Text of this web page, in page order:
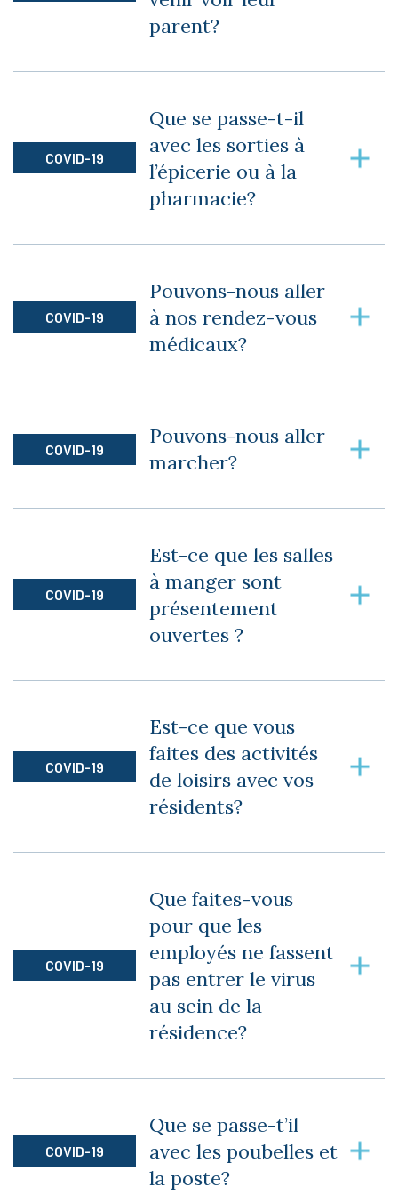
parent?
visiter leur proche (maximum 9 personnes à la
fois, 10 incluant le résident).
COVID-19
Que se passe-t-il
avec les sorties à
l’épicerie ou à la
pharmacie?
COVID-19
Pouvons-nous aller
à nos rendez-vous
médicaux?
pharmacie, dans des commerces ou pour des
rendez-vous médicaux, sont autorisées.
COVID-19
Pouvons-nous aller
marcher?
COVID-19
Est-ce que les salles
à manger sont
présentement
ouvertes ?
ses repas à l’appartement peut cependant le
faire sans problème.
COVID-19
Est-ce que vous
faites des activités
de loisirs avec vos
résidents?
mesures sanitaires sont rigoureusement
COVID-19
Que faites-vous
pour que les
employés ne fassent
pas entrer le virus
au sein de la
résidence?
résidence en vêtements civils. Des formations
sur le nettoyage de mains ont été reçues ainsi
qu’un suivi étroit avec chaque personne qui
COVID-19
Que se passe-t’il
avec les poubelles et
la poste?